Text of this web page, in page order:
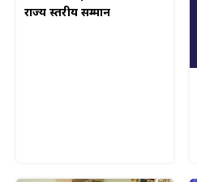
राज्य स्तरीय सम्मान